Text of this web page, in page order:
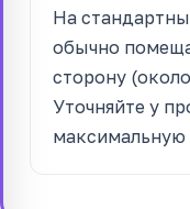
На
обычно
сторону
Уточняйте у
максимальную